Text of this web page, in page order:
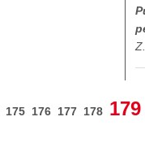
175 176 177 178 179